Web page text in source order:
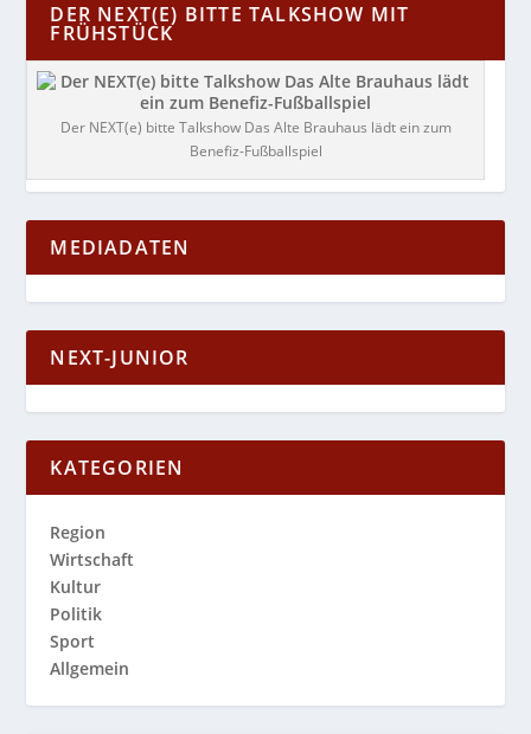
DER NEXT(E) BITTE TALKSHOW MIT
FRÜHSTÜCK
Der NEXT(e) bitte Talkshow Das Alte Brauhaus lädt ein zum
Benefiz-Fußballspiel
MEDIADATEN
NEXT-JUNIOR
KATEGORIEN
Region
Wirtschaft
Kultur
Politik
Sport
Allgemein